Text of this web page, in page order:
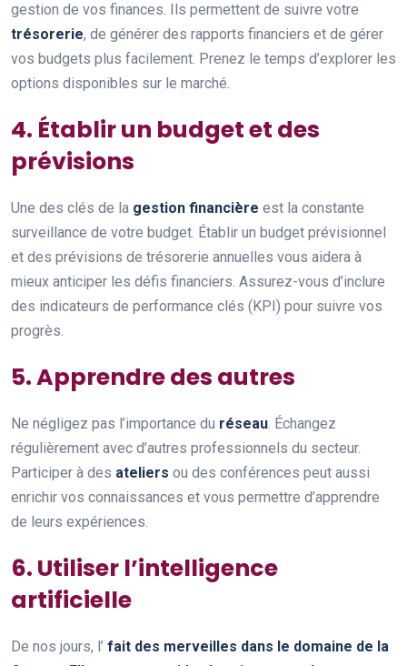
gestion de vos finances. Ils permettent de suivre votre
trésorerie, de générer des rapports financiers et de gérer
vos budgets plus facilement. Prenez le temps d’explorer les
options disponibles sur le marché.
4. Établir un budget et des
prévisions
Une des clés de la gestion financière est la constante
surveillance de votre budget. Établir un budget prévisionnel
et des prévisions de trésorerie annuelles vous aidera à
mieux anticiper les défis financiers. Assurez-vous d’inclure
des indicateurs de performance clés (KPI) pour suivre vos
progrès.
5. Apprendre des autres
Ne négligez pas l’importance du réseau. Échangez
régulièrement avec d’autres professionnels du secteur.
Participer à des ateliers ou des conférences peut aussi
enrichir vos connaissances et vous permettre d’apprendre
de leurs expériences.
6. Utiliser l’intelligence
artificielle
De nos jours, l’ fait des merveilles dans le domaine de la